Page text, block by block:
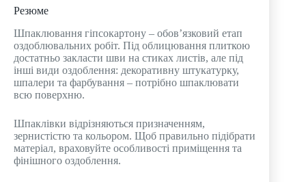
Резюме
Шпаклювання гіпсокартону – обов’язковий етап
оздоблювальних робіт. Під облицювання плиткою
достатньо закласти шви на стиках листів, але під
інші види оздоблення: декоративну штукатурку,
шпалери та фарбування – потрібно шпаклювати
всю поверхню.
Шпаклівки відрізняються призначенням,
зернистістю та кольором. Щоб правильно підібрати
матеріал, враховуйте особливості приміщення та
фінішного оздоблення.